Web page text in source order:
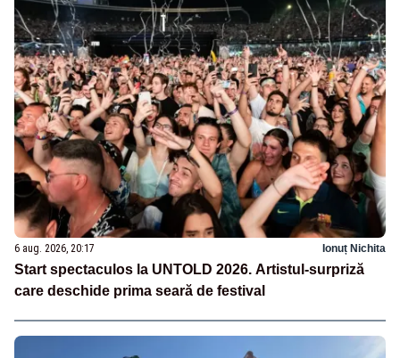
6 aug. 2026, 20:17 Ionuț Nichita
Start spectaculos la UNTOLD 2026. Artistul-surpriză
care deschide prima seară de festival